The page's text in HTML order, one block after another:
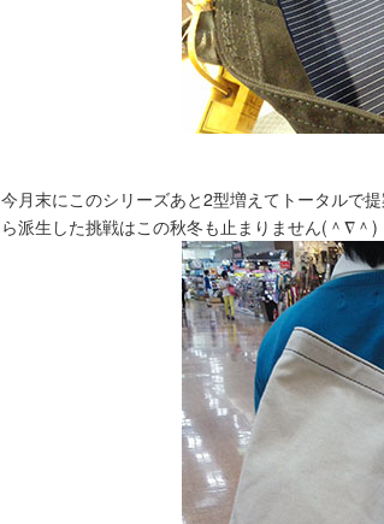
今月末にこのシリーズあと2型増えてトータルで
ら派生した挑戦はこの秋冬も止まりません(＾∇＾